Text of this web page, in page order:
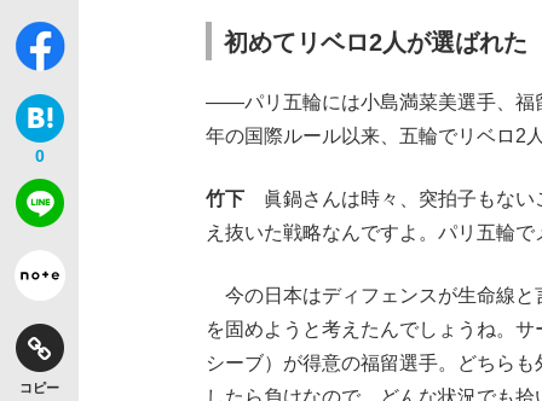
0
コピー
初めてリベロ2人が選ばれた
――パリ五輪には小島満菜美選手、福
年の国際ルール以来、五輪でリベロ2
竹下 眞鍋さんは時々、突拍子もない
え抜いた戦略なんですよ。パリ五輪
今の日本はディフェンスが生命線と
を固めようと考えたんでしょうね。
シーブ）が得意の福留選手。どちら
したら負けなので、どんな状況でも